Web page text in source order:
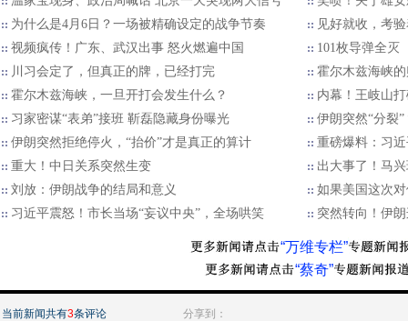
为什么是4月6日？一场被精确设定的战争节奏
见好就收，考
视频疯传！广东、武汉出事 怒火燃遍中国
101枚导弹全
川习会定了，但真正的牌，已经打完
霍尔木兹海峡
霍尔木兹海峡，一旦开打会发生什么？
内幕！王岐山
习家密谋“表弟”接班 靳磊隐藏身份曝光
伊朗突然“分裂
伊朗突然拒绝停火，“抬价”才是真正的算计
重磅爆料：习
重大！中日关系突然生变
出大事了！马
刘放：伊朗战争的结局和意义
如果美国这次
习近平震怒！市长当场“妄议中央”，全场哄笑
突然转向！伊
“万维专栏”
“蔡奇”
当前新闻共有3条评论 分享到：